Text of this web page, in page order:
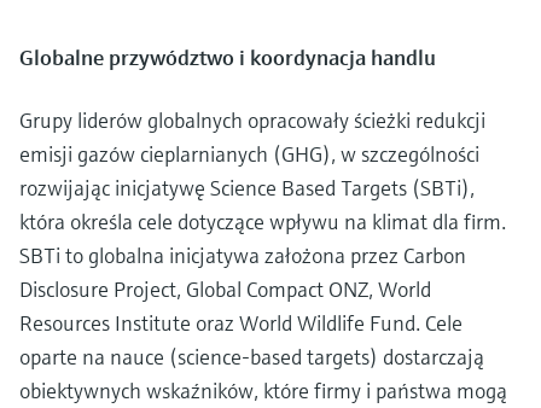
Globalne przywództwo i koordynacja handlu
Grupy liderów globalnych opracowały ścieżki redukcji
emisji gazów cieplarnianych (GHG), w szczególności
rozwijając inicjatywę Science Based Targets (SBTi),
która określa cele dotyczące wpływu na klimat dla firm.
SBTi to globalna inicjatywa założona przez Carbon
Disclosure Project, Global Compact ONZ, World
Resources Institute oraz World Wildlife Fund. Cele
oparte na nauce (science-based targets) dostarczają
obiektywnych wskaźników, które firmy i państwa mogą